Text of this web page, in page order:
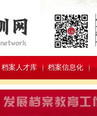
档案人才库 档案信息化